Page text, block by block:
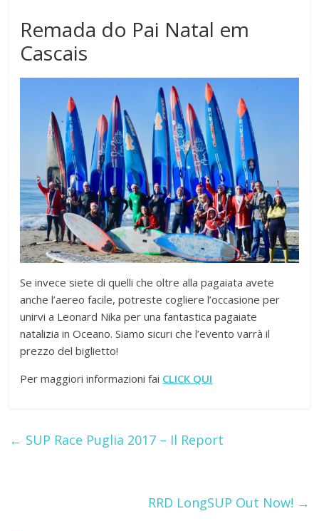
Remada do Pai Natal em
Cascais
Se invece siete di quelli che oltre alla pagaiata avete
anche l’aereo facile, potreste cogliere l’occasione per
unirvi a Leonard Nika per una fantastica pagaiate
natalizia in Oceano. Siamo sicuri che l’evento varrà il
prezzo del biglietto!
Per maggiori informazioni fai CLICK QUI
← SUP Race Puglia 2017 – Il Report
RRD LongSUP Out Now! →